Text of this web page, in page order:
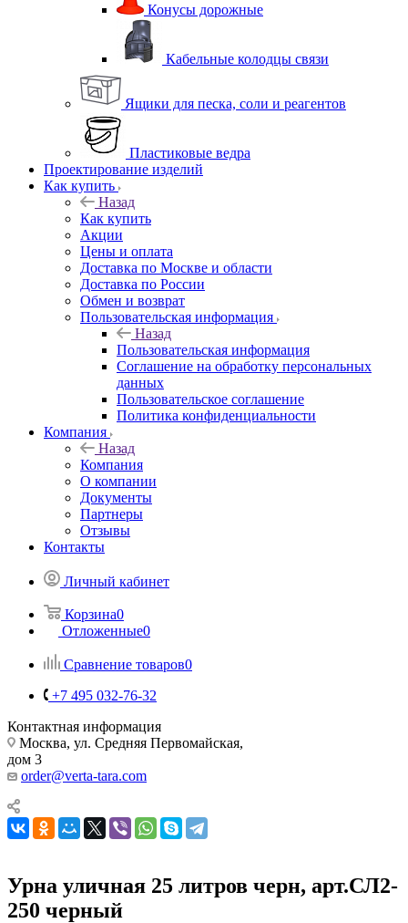
Конусы дорожные
Кабельные колодцы связи
Ящики для песка, соли и реагентов
Пластиковые ведра
Проектирование изделий
Как купить
Назад
Как купить
Акции
Цены и оплата
Доставка по Москве и области
Доставка по России
Обмен и возврат
Пользовательская информация
Назад
Пользовательская информация
Соглашение на обработку персональных
данных
Пользовательское соглашение
Политика конфиденциальности
Компания
Назад
Компания
О компании
Документы
Партнеры
Отзывы
Контакты
Личный кабинет
Корзина0
Отложенные0
Сравнение товаров0
+7 495 032-76-32
Контактная информация
Москва, ул. Средняя Первомайская,
дом 3
order@verta-tara.com
Урна уличная 25 литров черн, арт.СЛ2-
250 черный